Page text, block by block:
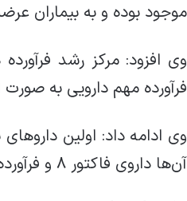
موجود بوده و به بیماران
فرآورده مهم دارویی به
وی ادامه داد: اولین
آن‌ها داروی فاکتور ۸ و فرآورده های خونی است.